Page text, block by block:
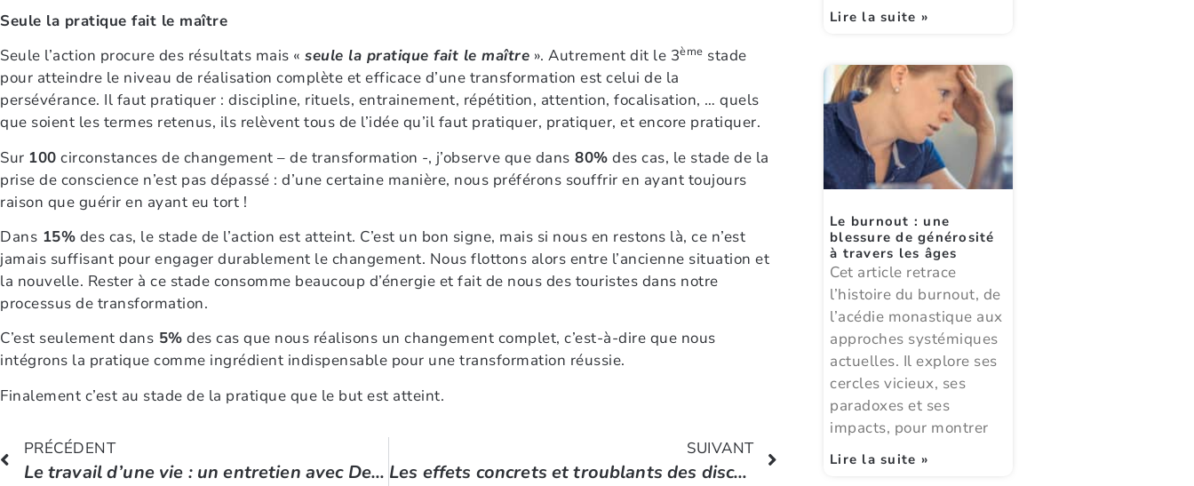
Seule la pratique fait le maître
Seule l’action procure des résultats mais « seule la pratique fait le maître ». Autrement dit le 3ème stade
pour atteindre le niveau de réalisation complète et efficace d’une transformation est celui de la
persévérance. Il faut pratiquer : discipline, rituels, entrainement, répétition, attention, focalisation, … quels
que soient les termes retenus, ils relèvent tous de l’idée qu’il faut pratiquer, pratiquer, et encore pratiquer.
Sur 100 circonstances de changement – de transformation -, j’observe que dans 80% des cas, le stade de la
prise de conscience n’est pas dépassé : d’une certaine manière, nous préférons souffrir en ayant toujours
raison que guérir en ayant eu tort !
Dans 15% des cas, le stade de l’action est atteint. C’est un bon signe, mais si nous en restons là, ce n’est
jamais suffisant pour engager durablement le changement. Nous flottons alors entre l’ancienne situation et
la nouvelle. Rester à ce stade consomme beaucoup d’énergie et fait de nous des touristes dans notre
processus de transformation.
C’est seulement dans 5% des cas que nous réalisons un changement complet, c’est-à-dire que nous
intégrons la pratique comme ingrédient indispensable pour une transformation réussie.
Finalement c’est au stade de la pratique que le but est atteint.
PRÉCÉDENT
Le travail d’une vie : un entretien avec Deepak Chopra
SUIVANT
Les effets concrets et troublants des discours haineux sur le cerveau
Lire la suite »
Le burnout : une
blessure de générosité
à travers les âges
Cet article retrace
l’histoire du burnout, de
l’acédie monastique aux
approches systémiques
actuelles. Il explore ses
cercles vicieux, ses
paradoxes et ses
impacts, pour montrer
Lire la suite »